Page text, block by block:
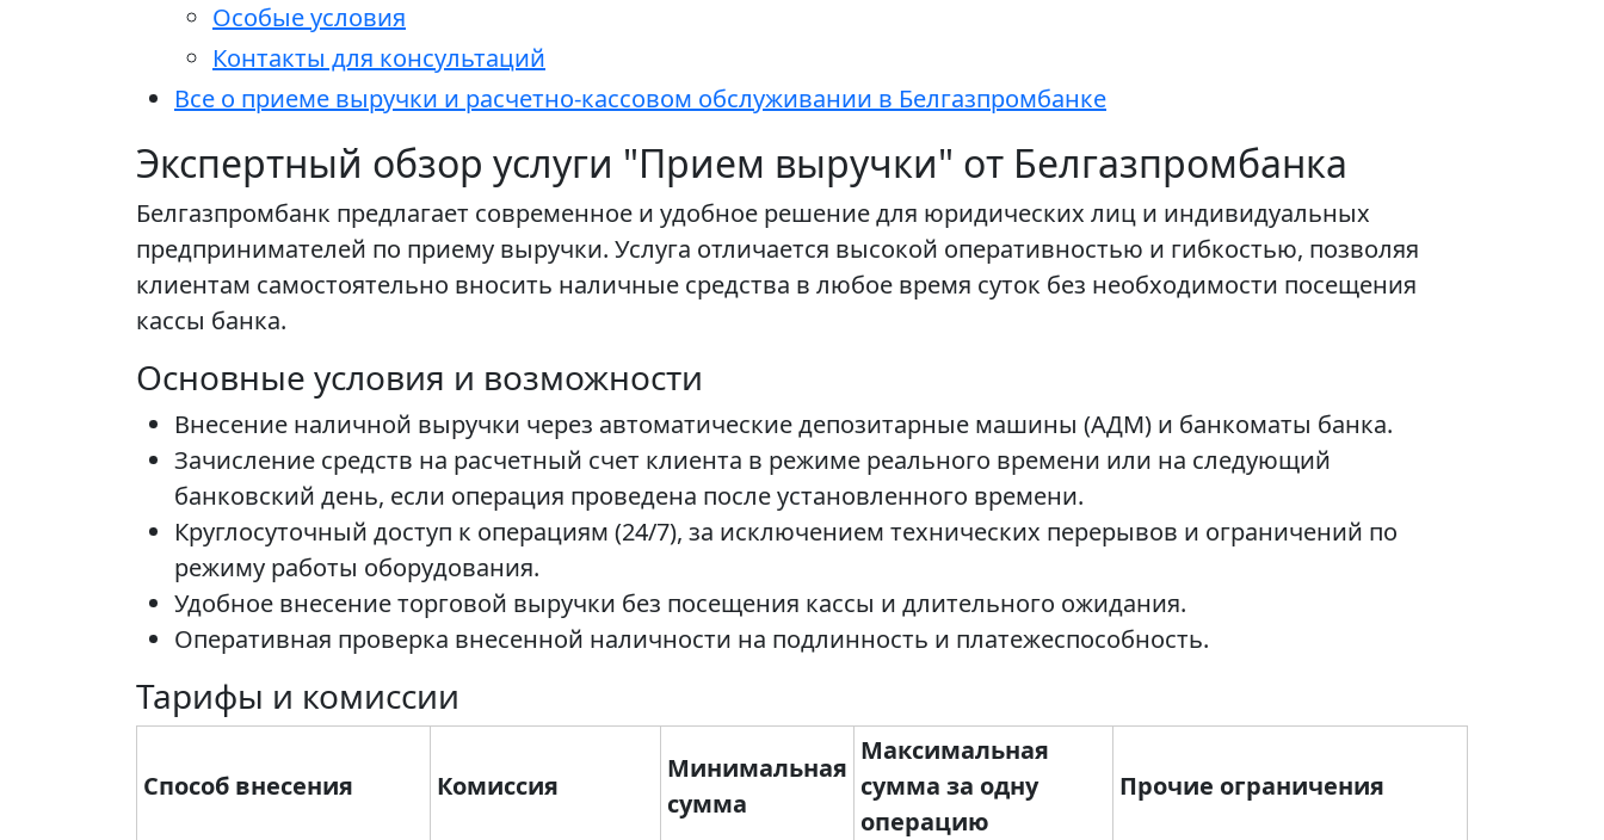
Особые условия
Контакты для консультаций
Все о приеме выручки и расчетно-кассовом обслуживании в Белгазпромбанке
Экспертный обзор услуги "Прием выручки" от Белгазпромбанка
Белгазпромбанк предлагает современное и удобное решение для юридических лиц и индивидуальных
предпринимателей по приему выручки. Услуга отличается высокой оперативностью и гибкостью, позволяя
клиентам самостоятельно вносить наличные средства в любое время суток без необходимости посещения
кассы банка.
Основные условия и возможности
Внесение наличной выручки через автоматические депозитарные машины (АДМ) и банкоматы банка.
Зачисление средств на расчетный счет клиента в режиме реального времени или на следующий
банковский день, если операция проведена после установленного времени.
Круглосуточный доступ к операциям (24/7), за исключением технических перерывов и ограничений по
режиму работы оборудования.
Удобное внесение торговой выручки без посещения кассы и длительного ожидания.
Оперативная проверка внесенной наличности на подлинность и платежеспособность.
Тарифы и комиссии
Способ внесения Комиссия
Минимальная
сумма
Максимальная
сумма за одну
операцию
Прочие ограничения